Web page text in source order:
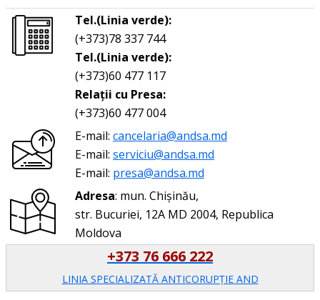
Tel.(Linia verde):
(+373)78 337 744
Tel.(Linia verde):
(+373)60 477 117
Relații cu Presa:
(+373)60 477 004
E-mail: cancelaria@andsa.md
E-mail: serviciu@andsa.md
E-mail: presa@andsa.md
Adresa: mun. Chișinău,
str. Bucuriei, 12A MD 2004, Republica
Moldova
+373 76 666 222
LINIA SPECIALIZATĂ ANTICORUPŢIE AND